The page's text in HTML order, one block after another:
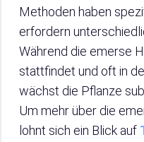
Methoden haben
erfordern
Während die emerse
stattfindet und oft in
wächst die Pflanze
Um mehr über die
lohnt sich ein Blick auf